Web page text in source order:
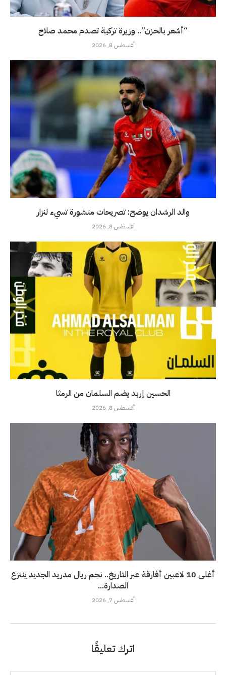
“أشعر بالحزن”.. وزيرة تركية تصدم محمد صلاح
أغسطس 8, 2026
والد الرشدان يوضح: تصريحات منشورة تسيء لنزار
أغسطس 8, 2026
الحسين إربد يضم السلمان من الرمثا
أغسطس 8, 2026
أغلى 10 لاعبين أفارقة عبر التاريخ.. نجم ريال مدريد الجديد ينتزع
الصدارة...
أغسطس 7, 2026
اترك تعليقًا